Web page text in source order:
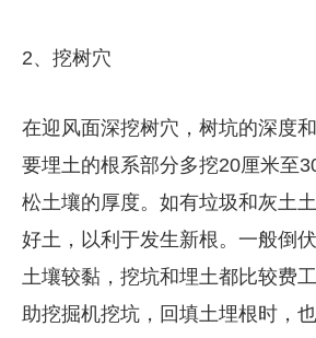
2、挖树穴
在迎风面深挖树穴，树坑的深度
要埋土的根系部分多挖20厘米至
松土壤的厚度。如有垃圾和灰土
好土，以利于发生新根。一般倒
土壤较黏，挖坑和埋土都比较费
助挖掘机挖坑，回填土埋根时，